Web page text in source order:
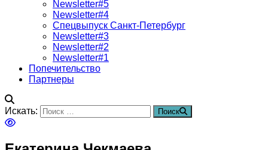
Newsletter#5
Newsletter#4
Спецвыпуск Санкт-Петербург
Newsletter#3
Newsletter#2
Newsletter#1
Попечительство
Партнеры
Искать: Поиск